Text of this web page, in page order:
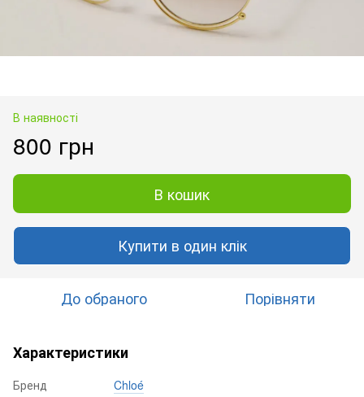
В наявності
800 грн
В кошик
Купити в один клік
До обраного Порівняти
Характеристики
Бренд
Chloé